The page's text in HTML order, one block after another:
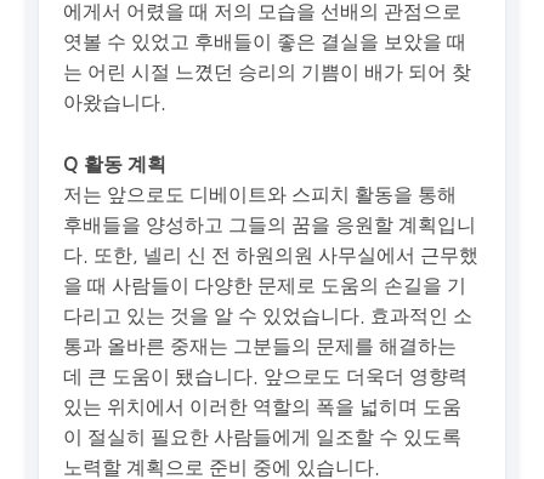
에게서 어렸을 때 저의 모습을 선배의 관점으로
엿볼 수 있었고 후배들이 좋은 결실을 보았을 때
는 어린 시절 느꼈던 승리의 기쁨이 배가 되어 찾
아왔습니다.
Q 활동 계획
저는 앞으로도 디베이트와 스피치 활동을 통해
후배들을 양성하고 그들의 꿈을 응원할 계획입니
다. 또한, 넬리 신 전 하원의원 사무실에서 근무했
을 때 사람들이 다양한 문제로 도움의 손길을 기
다리고 있는 것을 알 수 있었습니다. 효과적인 소
통과 올바른 중재는 그분들의 문제를 해결하는
데 큰 도움이 됐습니다. 앞으로도 더욱더 영향력
있는 위치에서 이러한 역할의 폭을 넓히며 도움
이 절실히 필요한 사람들에게 일조할 수 있도록
노력할 계획으로 준비 중에 있습니다.